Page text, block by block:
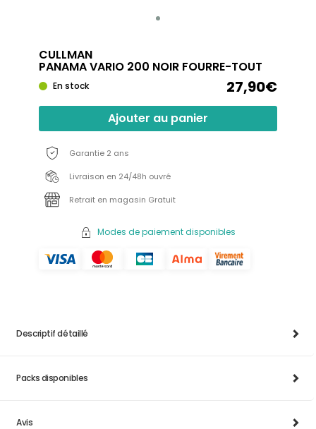
CULLMAN
PANAMA VARIO 200 NOIR FOURRE-TOUT
En stock 27,90€
Ajouter au panier
Garantie 2 ans
Livraison en 24/48h ouvré
Retrait en magasin Gratuit
Modes de paiement disponibles
Descriptif détaillé
Packs disponibles
Avis